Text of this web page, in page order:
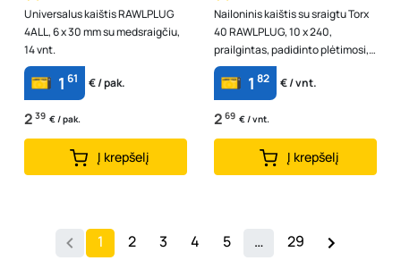
Universalus kaištis RAWLPLUG
4ALL, 6 x 30 mm su medsraigčiu,
14 vnt.
1 61 € / pak.
2 39 € / pak.
Į krepšelį
Nailoninis kaištis su sraigtu Torx
40 RAWLPLUG, 10 x 240,
prailgintas, padidinto plėtimosi,
sraigtas įleidžama galva
1 82 € / vnt.
2 69 € / vnt.
Į krepšelį
1 2 3 4 5 … 29